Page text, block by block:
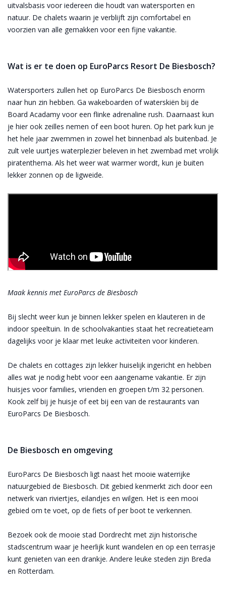
uitvalsbasis voor iedereen die houdt van watersporten en
natuur. De chalets waarin je verblijft zijn comfortabel en
voorzien van alle gemakken voor een fijne vakantie.
Wat is er te doen op EuroParcs Resort De Biesbosch?
Watersporters zullen het op EuroParcs De Biesbosch enorm
naar hun zin hebben. Ga wakeboarden of waterskiën bij de
Board Acadamy voor een flinke adrenaline rush. Daarnaast kun
je hier ook zeilles nemen of een boot huren. Op het park kun je
het hele jaar zwemmen in zowel het binnenbad als buitenbad. Je
zult vele uurtjes waterplezier beleven in het zwembad met vrolijk
piratenthema. Als het weer wat warmer wordt, kun je buiten
lekker zonnen op de ligweide.
Maak kennis met EuroParcs de Biesbosch
Bij slecht weer kun je binnen lekker spelen en klauteren in de
indoor speeltuin. In de schoolvakanties staat het recreatieteam
dagelijks voor je klaar met leuke activiteiten voor kinderen.
De chalets en cottages zijn lekker huiselijk ingericht en hebben
alles wat je nodig hebt voor een aangename vakantie. Er zijn
huisjes voor families, vrienden en groepen t/m 32 personen.
Kook zelf bij je huisje of eet bij een van de restaurants van
EuroParcs De Biesbosch.
De Biesbosch en omgeving
EuroParcs De Biesbosch ligt naast het mooie waterrijke
natuurgebied de Biesbosch. Dit gebied kenmerkt zich door een
netwerk van riviertjes, eilandjes en wilgen. Het is een mooi
gebied om te voet, op de fiets of per boot te verkennen.
Bezoek ook de mooie stad Dordrecht met zijn historische
stadscentrum waar je heerlijk kunt wandelen en op een terrasje
kunt genieten van een drankje. Andere leuke steden zijn Breda
en Rotterdam.